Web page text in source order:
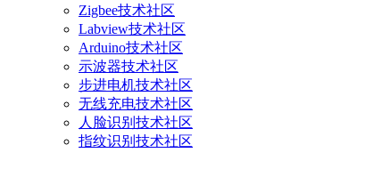
Zigbee技术社区
Labview技术社区
Arduino技术社区
示波器技术社区
步进电机技术社区
无线充电技术社区
人脸识别技术社区
指纹识别技术社区